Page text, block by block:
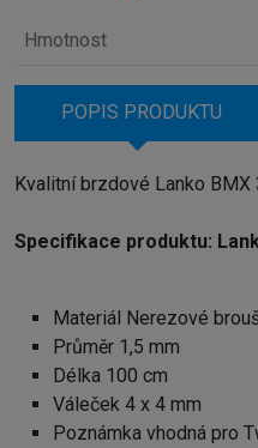
Hmotnost
POPIS PRODUKTU
Kvalitní brzdové Lanko BMX
Specifikace produktu:
Materiál Nerezové
Průměr 1,5 mm
Délka 100 cm
Váleček 4 x 4 mm
Poznámka vhodná pro